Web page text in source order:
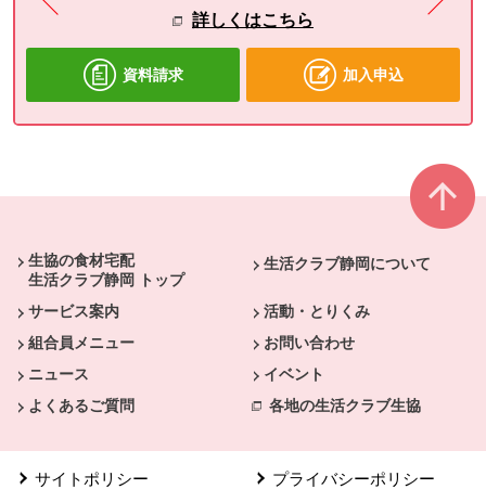
詳しくはこちら
資料請求 加入申込
生協の食材宅配
生活クラブ静岡 トップ
生活クラブ静岡について
サービス案内
活動・とりくみ
組合員メニュー
お問い合わせ
ニュース
イベント
よくあるご質問
各地の生活クラブ生協
サイトポリシー プライバシーポリシー